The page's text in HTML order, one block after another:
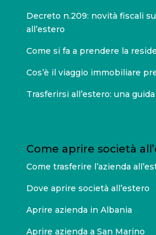
Decreto n.209: novità fiscali
all’estero
Come si fa a prendere la
Cos’è il viaggio immobiliare
Trasferirsi all’estero: una
Come aprire società
Come trasferire l’azienda
Dove aprire società all’estero
Aprire azienda in Albania
Aprire azienda a San Marino